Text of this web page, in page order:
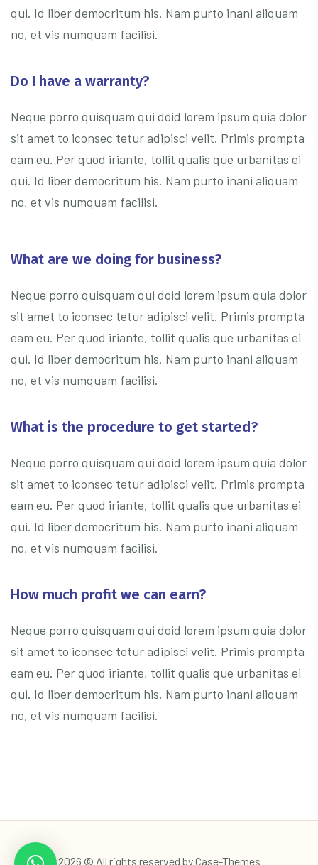
qui. Id liber democritum his. Nam purto inani aliquam
no, et vis numquam facilisi.
Do I have a warranty?
Neque porro quisquam qui doid lorem ipsum quia dolor
sit amet to iconsec tetur adipisci velit. Primis prompta
eam eu. Per quod iriante, tollit qualis que urbanitas ei
qui. Id liber democritum his. Nam purto inani aliquam
no, et vis numquam facilisi.
What are we doing for business?
Neque porro quisquam qui doid lorem ipsum quia dolor
sit amet to iconsec tetur adipisci velit. Primis prompta
eam eu. Per quod iriante, tollit qualis que urbanitas ei
qui. Id liber democritum his. Nam purto inani aliquam
no, et vis numquam facilisi.
What is the procedure to get started?
Neque porro quisquam qui doid lorem ipsum quia dolor
sit amet to iconsec tetur adipisci velit. Primis prompta
eam eu. Per quod iriante, tollit qualis que urbanitas ei
qui. Id liber democritum his. Nam purto inani aliquam
no, et vis numquam facilisi.
How much profit we can earn?
Neque porro quisquam qui doid lorem ipsum quia dolor
sit amet to iconsec tetur adipisci velit. Primis prompta
eam eu. Per quod iriante, tollit qualis que urbanitas ei
qui. Id liber democritum his. Nam purto inani aliquam
no, et vis numquam facilisi.
2026 © All rights reserved byCase-Themes